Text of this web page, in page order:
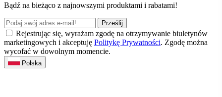
Bądź na bieżąco z najnowszymi produktami i rabatami!
Prześlij
Rejestrując się, wyrażam zgodę na otrzymywanie biuletynów
marketingowych i akceptuję Politykę Prywatności. Zgodę można
wycofać w dowolnym momencie.
Polska